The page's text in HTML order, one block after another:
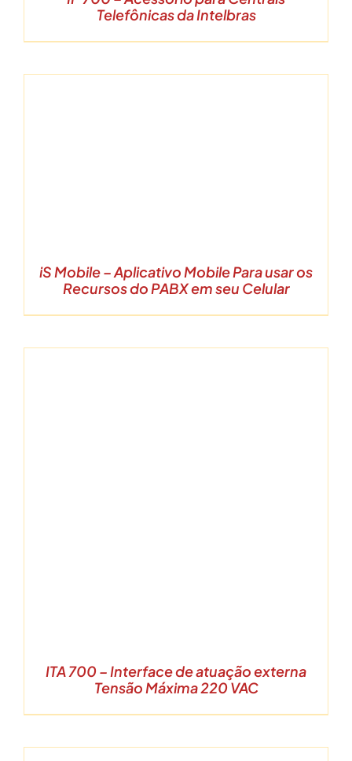
Telefônicas da Intelbras
iS Mobile – Aplicativo Mobile Para usar os
Recursos do PABX em seu Celular
ITA 700 – Interface de atuação externa
Tensão Máxima 220 VAC